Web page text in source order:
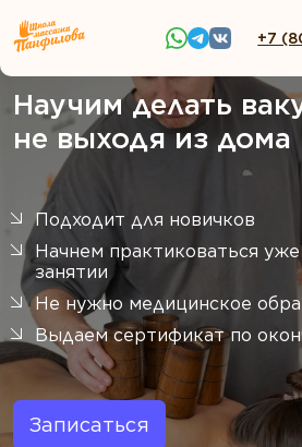
+7
Научим делать
не выходя из дома
Подходит для новичков
Начнем практиковаться
занятии
Не нужно медицинское
Выдаем сертификат по
Записаться